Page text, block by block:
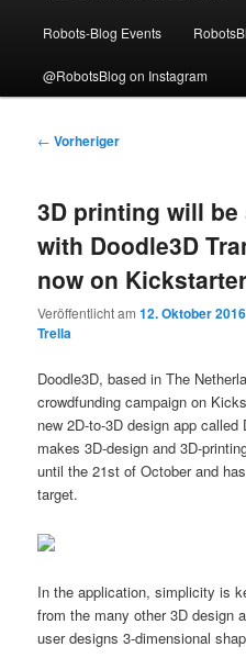
Robots-Blog Events
@RobotsBlog on Instagram
Beitragsnavigation
← Vorheriger
3D printing will be
with Doodle3D
now on Kickstarter
Veröffentlicht am12. Oktober 2016
Trella
Doodle3D, based in The
crowdfunding campaign on
new 2D-to-3D design app
makes 3D-design and 3D-
until the 21st of October and
target.
In the application, simplicity is
from the many other 3D design
user designs 3-dimensional